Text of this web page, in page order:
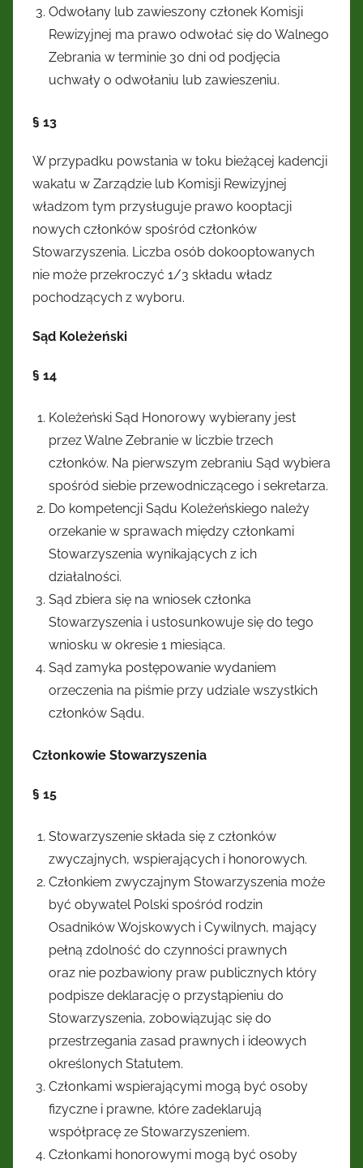
Odwołany lub zawieszony członek Komisji
Rewizyjnej ma prawo odwołać się do Walnego
Zebrania w terminie 30 dni od podjęcia
uchwały o odwołaniu lub zawieszeniu.
§ 13
W przypadku powstania w toku bieżącej kadencji
wakatu w Zarządzie lub Komisji Rewizyjnej
władzom tym przysługuje prawo kooptacji
nowych członków spośród członków
Stowarzyszenia. Liczba osób dokooptowanych
nie może przekroczyć 1/3 składu władz
pochodzących z wyboru.
Sąd Koleżeński
§ 14
Koleżeński Sąd Honorowy wybierany jest
przez Walne Zebranie w liczbie trzech
członków. Na pierwszym zebraniu Sąd wybiera
spośród siebie przewodniczącego i sekretarza.
Do kompetencji Sądu Koleżeńskiego należy
orzekanie w sprawach między członkami
Stowarzyszenia wynikających z ich
działalności.
Sąd zbiera się na wniosek członka
Stowarzyszenia i ustosunkowuje się do tego
wniosku w okresie 1 miesiąca.
Sąd zamyka postępowanie wydaniem
orzeczenia na piśmie przy udziale wszystkich
członków Sądu.
Członkowie Stowarzyszenia
§ 15
Stowarzyszenie składa się z członków
zwyczajnych, wspierających i honorowych.
Członkiem zwyczajnym Stowarzyszenia może
być obywatel Polski spośród rodzin
Osadników Wojskowych i Cywilnych, mający
pełną zdolność do czynności prawnych
oraz nie pozbawiony praw publicznych który
podpisze deklarację o przystąpieniu do
Stowarzyszenia, zobowiązując się do
przestrzegania zasad prawnych i ideowych
określonych Statutem.
Członkami wspierającymi mogą być osoby
fizyczne i prawne, które zadeklarują
współpracę ze Stowarzyszeniem.
Członkami honorowymi mogą być osoby